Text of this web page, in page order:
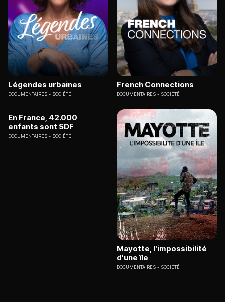
Légendes urbaines
DOCUMENTAIRES SOCIÉTÉ
French Connections
DOCUMENTAIRES SOCIÉTÉ
En France, 42.000
enfants sont SDF
DOCUMENTAIRES SOCIÉTÉ
Mayotte, l'impossibilité
d'une île
DOCUMENTAIRES SOCIÉTÉ